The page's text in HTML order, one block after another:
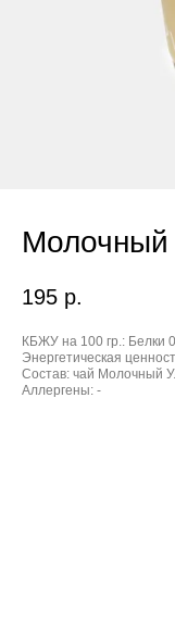
Молочный
195 р.
КБЖУ на 100 гр.: Белки
Энергетическая
Состав: чай Молочный
Аллергены: -